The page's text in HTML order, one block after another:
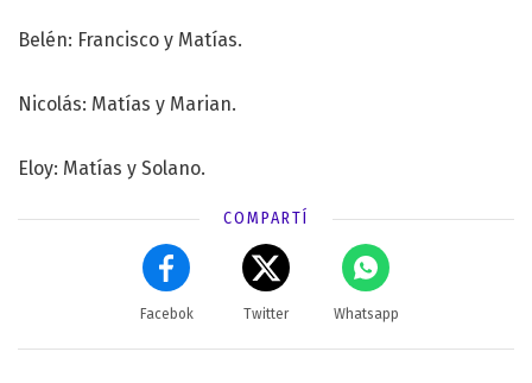
Belén: Francisco y Matías.
Nicolás: Matías y Marian.
Eloy: Matías y Solano.
COMPARTÍ
Facebok Twitter Whatsapp